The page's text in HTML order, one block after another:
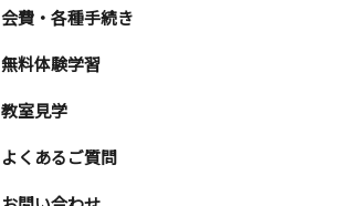
会費・各種手続き
無料体験学習
教室見学
よくあるご質問